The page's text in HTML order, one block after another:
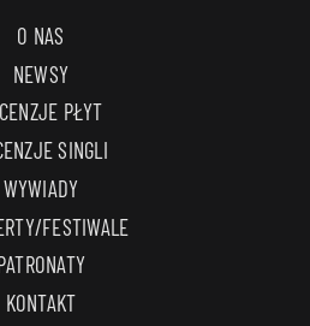
O NAS
NEWSY
PŁYT
SINGLI
WYWIADY
FESTIWALE
KONTAKT